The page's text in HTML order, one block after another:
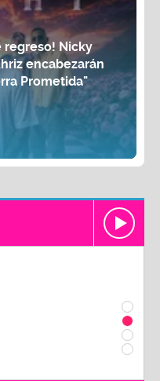
regreso! Nicky
encabezarán
Prometida"